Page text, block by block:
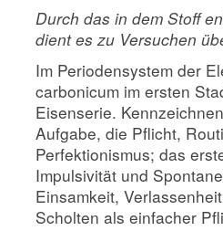
Durch das in dem Stoff
dient es zu Versuchen
Im Periodensystem der
carbonicum im ersten
Eisenserie.
Aufgabe, die Pflicht,
Perfektionismus; das
Impulsivität und
Einsamkeit,
Scholten als einfacher